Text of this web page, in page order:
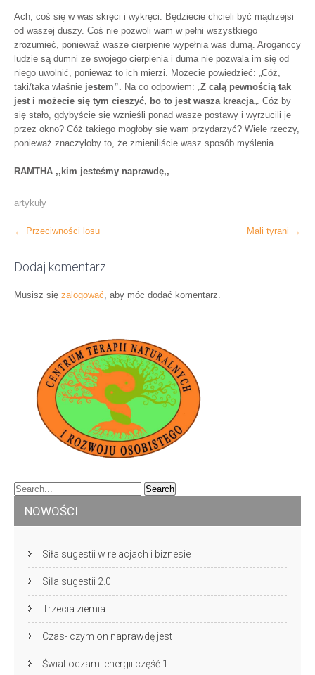
Ach, coś się w was skręci i wykręci. Będziecie chcieli być mądrzejsi
od waszej duszy. Coś nie pozwoli wam w pełni wszystkiego
zrozumieć, ponieważ wasze cierpienie wypełnia was dumą. Aroganccy
ludzie są dumni ze swojego cierpienia i duma nie pozwala im się od
niego uwolnić, ponieważ to ich mierzi. Możecie powiedzieć: „Cóż,
taki/taka właśnie jestem”. Na co odpowiem: „Z całą pewnością tak
jest i możecie się tym cieszyć, bo to jest wasza kreacja„. Cóż by
się stało, gdybyście się wznieśli ponad wasze postawy i wyrzucili je
przez okno? Cóż takiego mogłoby się wam przydarzyć? Wiele rzeczy,
ponieważ znaczyłoby to, że zmieniliście wasz sposób myślenia.
RAMTHA ,,kim jesteśmy naprawdę,,
artykuły
Post
← Przeciwności losu Mali tyrani →
Dodaj komentarz
Musisz się zalogować, aby móc dodać komentarz.
NOWOŚCI
Siła sugestii w relacjach i biznesie
Siła sugestii 2.0
Trzecia ziemia
Czas- czym on naprawdę jest
Świat oczami energii część 1